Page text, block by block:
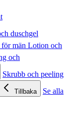
duschgel
män Lotion och
och
Skrubb och peeling
Tillbaka
Se alla